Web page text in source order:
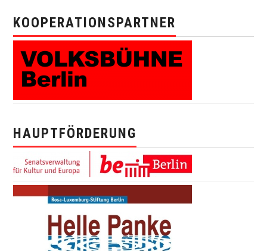
KOOPERATIONSPARTNER
HAUPTFÖRDERUNG